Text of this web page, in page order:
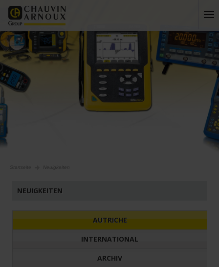
Startseite Neuigkeiten
NEUIGKEITEN
AUTRICHE
INTERNATIONAL
ARCHIV